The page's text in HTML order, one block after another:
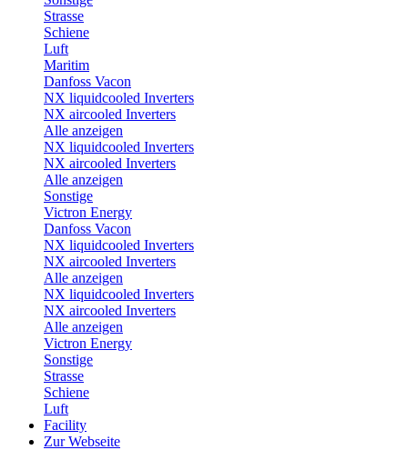
Strasse
Schiene
Luft
Maritim
Danfoss Vacon
NX liquidcooled Inverters
NX aircooled Inverters
Alle anzeigen
NX liquidcooled Inverters
NX aircooled Inverters
Alle anzeigen
Sonstige
Victron Energy
Danfoss Vacon
NX liquidcooled Inverters
NX aircooled Inverters
Alle anzeigen
NX liquidcooled Inverters
NX aircooled Inverters
Alle anzeigen
Victron Energy
Sonstige
Strasse
Schiene
Luft
Facility
Zur Webseite